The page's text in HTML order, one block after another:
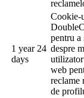
1 year 24
days
Cookie-
pentru a
despre
web
reclame
de